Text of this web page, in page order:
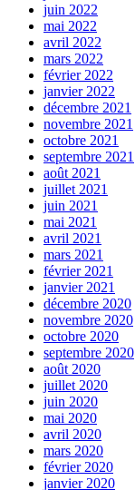
juin 2022
mai 2022
avril 2022
mars 2022
février 2022
janvier 2022
décembre 2021
novembre 2021
octobre 2021
septembre 2021
août 2021
juillet 2021
juin 2021
mai 2021
avril 2021
mars 2021
février 2021
janvier 2021
décembre 2020
novembre 2020
octobre 2020
septembre 2020
août 2020
juillet 2020
juin 2020
mai 2020
avril 2020
mars 2020
février 2020
janvier 2020